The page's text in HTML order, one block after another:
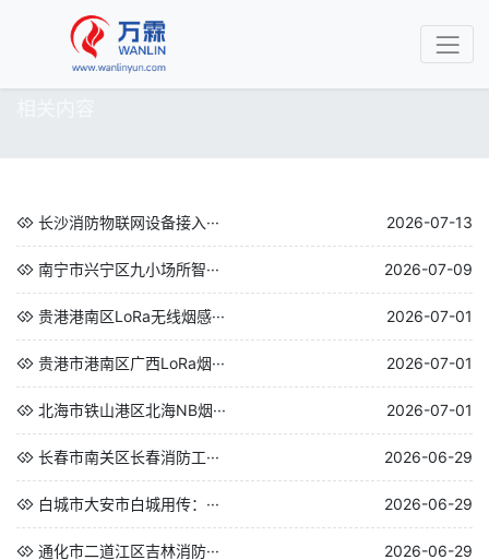
长沙消防物联网设备接入··· 2026-07-13
南宁市兴宁区九小场所智··· 2026-07-09
贵港港南区LoRa无线烟感··· 2026-07-01
贵港市港南区广西LoRa烟··· 2026-07-01
北海市铁山港区北海NB烟··· 2026-07-01
长春市南关区长春消防工··· 2026-06-29
白城市大安市白城用传：··· 2026-06-29
通化市二道江区吉林消防··· 2026-06-29